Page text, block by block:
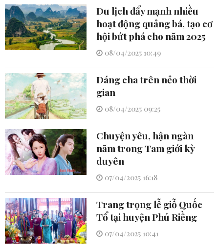
Du lịch đẩy mạnh nhiều
hoạt động quảng bá, tạo cơ
hội bứt phá cho năm 2025
08/04/2025 10:49
Dáng cha trên nẻo thời
gian
08/04/2025 09:25
Chuyện yêu, hận ngàn
năm trong Tam giới kỳ
duyên
07/04/2025 16:18
Trang trọng lễ giỗ Quốc
Tổ tại huyện Phú Riềng
07/04/2025 10:41